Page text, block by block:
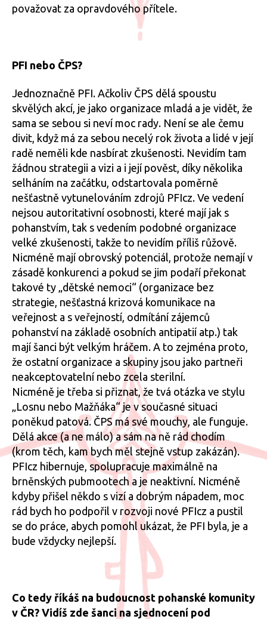
považovat za opravdového přítele.
PFI nebo ČPS?
Jednoznačně PFI. Ačkoliv ČPS dělá spoustu
skvělých akcí, je jako organizace mladá a je vidět, že
sama se sebou si neví moc rady. Není se ale čemu
divit, když má za sebou necelý rok života a lidé v její
radě neměli kde nasbírat zkušenosti. Nevidím tam
žádnou strategii a vizi a i její pověst, díky několika
selháním na začátku, odstartovala poměrně
nešťastně vytunelováním zdrojů PFIcz. Ve vedení
nejsou autoritativní osobnosti, které mají jak s
pohanstvím, tak s vedením podobné organizace
velké zkušenosti, takže to nevidím příliš růžově.
Nicméně mají obrovský potenciál, protože nemají v
zásadě konkurenci a pokud se jim podaří překonat
takové ty „dětské nemoci“ (organizace bez
strategie, nešťastná krizová komunikace na
veřejnost a s veřejností, odmítání zájemců
pohanství na základě osobních antipatií atp.) tak
mají šanci být velkým hráčem. A to zejména proto,
že ostatní organizace a skupiny jsou jako partneři
neakceptovatelní nebo zcela sterilní.
Nicméně je třeba si přiznat, že tvá otázka ve stylu
„Losnu nebo Mažňáka“ je v současné situaci
poněkud patová. ČPS má své mouchy, ale funguje.
Dělá akce (a ne málo) a sám na ně rád chodím
(krom těch, kam bych měl stejně vstup zakázán).
PFIcz hibernuje, spolupracuje maximálně na
brněnských pubmootech a je neaktivní. Nicméně
kdyby přišel někdo s vizí a dobrým nápadem, moc
rád bych ho podpořil v rozvoji nové PFIcz a pustil
se do práce, abych pomohl ukázat, že PFI byla, je a
bude vždycky nejlepší.
Co tedy říkáš na budoucnost pohanské komunity
v ČR? Vidíš zde šanci na sjednocení pod